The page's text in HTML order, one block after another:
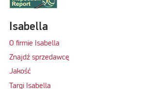
Isabella
O firmie Isabella
Znajdź sprzedawcę
Jakość
Targi Isabella